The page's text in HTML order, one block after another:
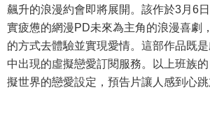
飆升的浪漫約會即將展開。該作於3月6
實疲憊的網漫PD未來為主角的浪漫喜劇
的方式去體驗並實現愛情。這部作品既
中出現的虛擬戀愛訂閱服務。以上班族
擬世界的戀愛設定，預告片讓人感到心跳